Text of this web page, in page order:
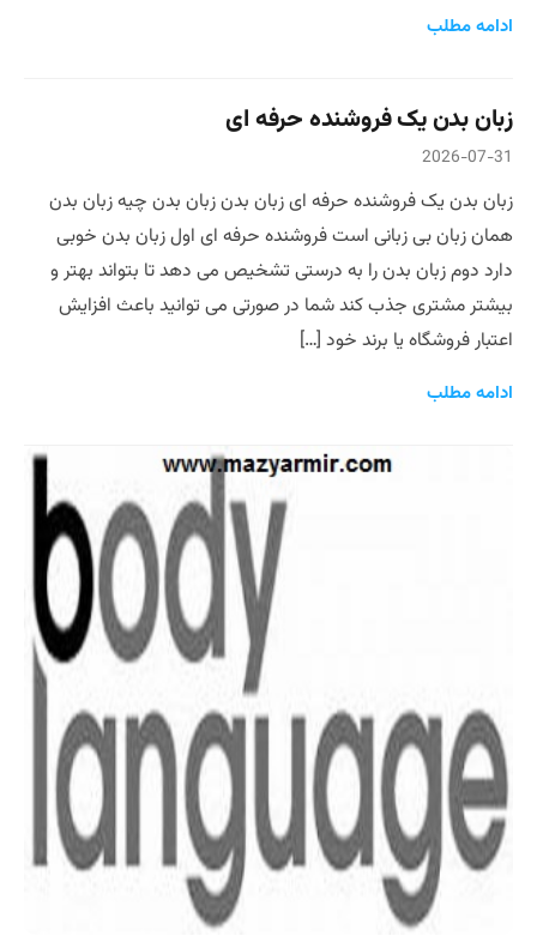
ادامه مطلب
زبان بدن یک فروشنده حرفه ای
2026-07-31
زبان بدن یک فروشنده حرفه ای زبان بدن زبان بدن چیه زبان بدن
همان زبان بی زبانی است فروشنده حرفه ای اول زبان بدن خوبی
دارد دوم زبان بدن را به درستی تشخیص می دهد تا بتواند بهتر و
بیشتر مشتری جذب کند شما در صورتی می توانید باعث افزایش
اعتبار فروشگاه یا برند خود […]
ادامه مطلب